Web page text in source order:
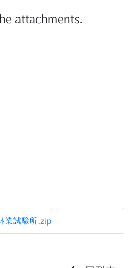
attachments.
業試驗所.zip